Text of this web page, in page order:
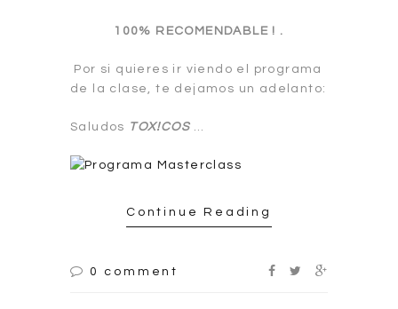
100% RECOMENDABLE ! .
Por si quieres ir viendo el programa
de la clase, te dejamos un adelanto:
Saludos TOX!COS …
Continue Reading
0 comment